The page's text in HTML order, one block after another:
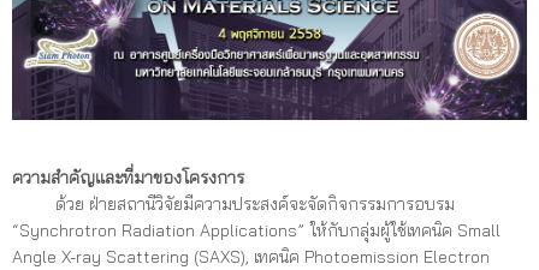
ความสำคัญและที่มาของโครงการ
ด้วย ฝ่ายสถานีวิจัยมีความประสงค์จะจัดกิจกรรมการอบรม
“Synchrotron Radiation Applications” ให้กับกลุ่มผู้ใช้เทคนิค Small
Angle X-ray Scattering (SAXS), เทคนิค Photoemission Electron